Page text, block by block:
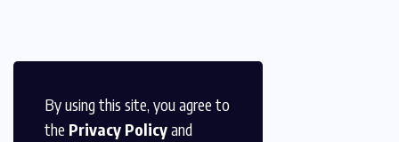
By using this site, you agree to
the Privacy Policyand